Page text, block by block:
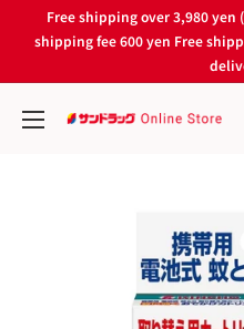
Free shipping over 3,980
shipping fee 600 yen Free
サ